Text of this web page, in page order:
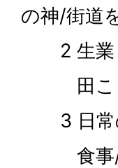
の神/街道
2 生業
田こし
3 日常
食事/灯